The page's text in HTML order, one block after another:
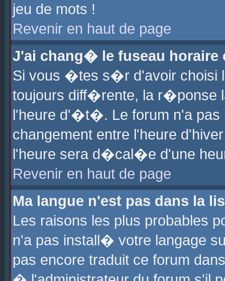
jeu de mots !
Revenir en haut de page
J'ai chang� le fuseau horaire
Si vous �tes s�r d'avoir choisi
toujours diff�rente, la r�ponse
l'heure d'�t�. Le forum n'a
changement entre l'heure
l'heure sera d�cal�e d'une
Revenir en haut de page
Ma langue n'est pas dans la
Les raisons les plus probables
n'a pas install� votre langage
pas encore traduit ce forum